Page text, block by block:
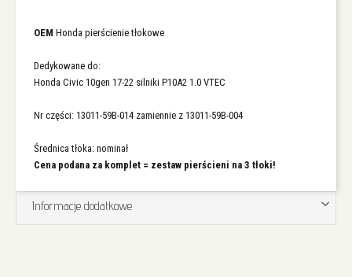
OEM Honda pierścienie tłokowe
Dedykowane do:
Honda Civic 10gen 17-22 silniki P10A2 1.0 VTEC
Nr części: 13011-59B-014 zamiennie z 13011-59B-004
Średnica tłoka: nominał
Cena podana za komplet = zestaw pierścieni na 3 tłoki!
Informacje dodatkowe